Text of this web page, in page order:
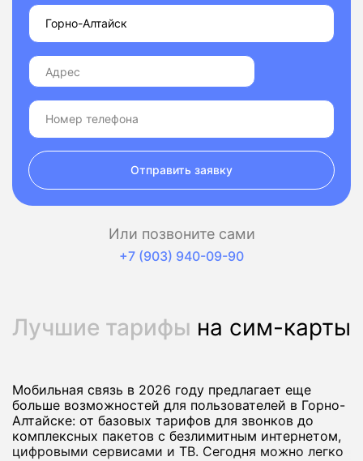
Отправить заявку
Или позвоните сами
+7 (903) 940-09-90
Лучшие тарифы на сим-карты
Мобильная связь в 2026 году предлагает еще
больше возможностей для пользователей в Горно-
Алтайске: от базовых тарифов для звонков до
комплексных пакетов с безлимитным интернетом,
цифровыми сервисами и ТВ. Сегодня можно легко